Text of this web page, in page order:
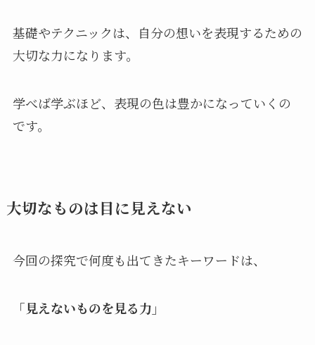
基礎やテクニックは、自分の想いを表現するための
大切な力になります。
学べば学ぶほど、表現の色は豊かになっていくの
です。
大切なものは目に見えない
今回の探究で何度も出てきたキーワードは、
「見えないものを見る力」